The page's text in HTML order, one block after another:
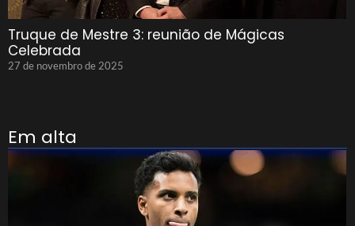
Truque de Mestre 3: reunião de Mágicas
Celebrada
27 de novembro de 2025
Em alta